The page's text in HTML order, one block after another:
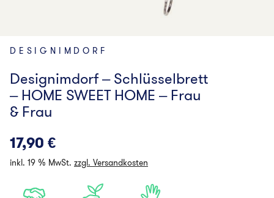
DESIGNIMDORF
Designimdorf – Schlüsselbrett
– HOME SWEET HOME – Frau
& Frau
17,90 €
inkl. 19 % MwSt. zzgl. Versandkosten